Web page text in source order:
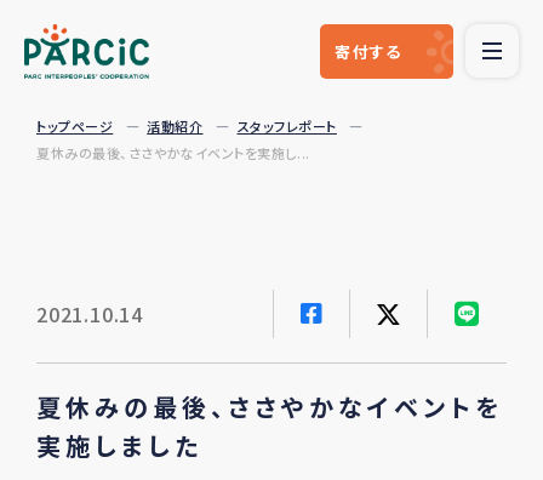
寄付する
トップページ 活動紹介
スタッフレポート
夏休みの最後、ささやかなイベントを実施し...
2021.10.14
夏休みの最後、ささやかなイベントを
実施しました